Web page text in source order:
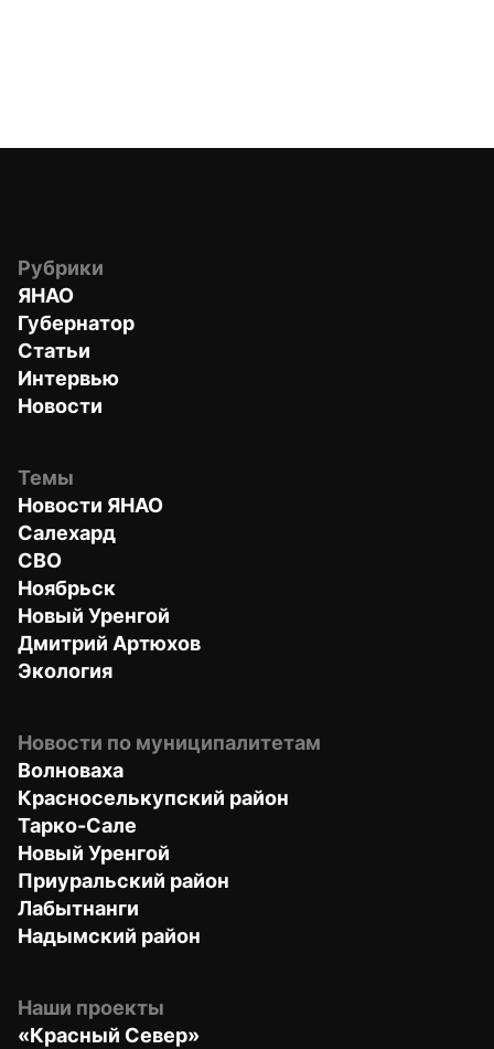
Рубрики
ЯНАО
Губернатор
Статьи
Интервью
Новости
Темы
Новости ЯНАО
Салехард
СВО
Ноябрьск
Новый Уренгой
Дмитрий Артюхов
Экология
Новости по муниципалитетам
Волноваха
Красноселькупский район
Тарко-Сале
Новый Уренгой
Приуральский район
Лабытнанги
Надымский район
Наши проекты
«Красный Север»